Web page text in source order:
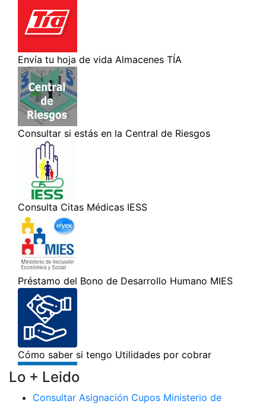
Lo + Leido
Consultar Asignación Cupos Ministerio de